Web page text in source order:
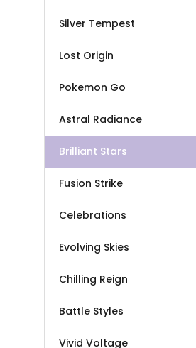
Silver Tempest
Lost Origin
Pokemon Go
Astral Radiance
Brilliant Stars
Fusion Strike
Celebrations
Evolving Skies
Chilling Reign
Battle Styles
Vivid Voltage